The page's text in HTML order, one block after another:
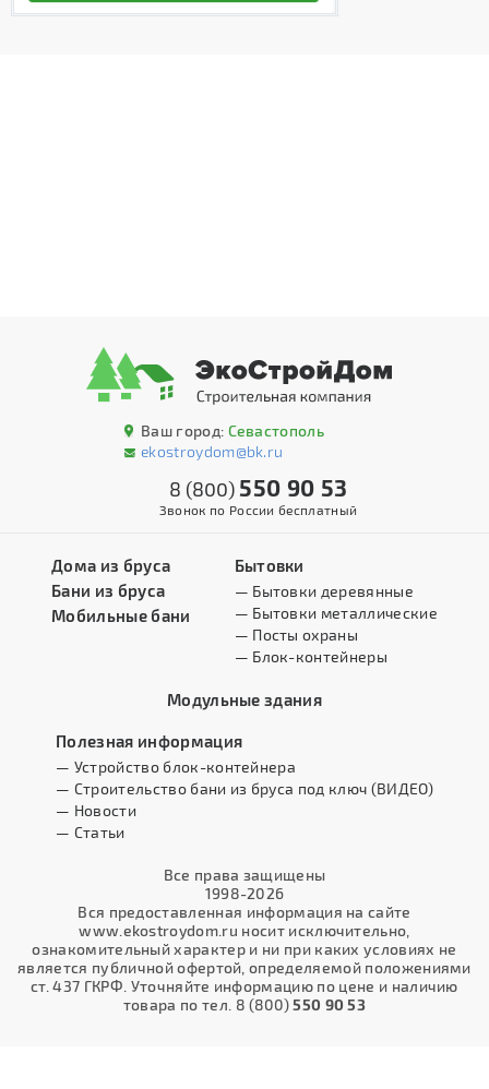
Ваш город: Севастополь
ekostroydom@bk.ru
8 (800) 550 90 53
Звонок по России бесплатный
Дома из бруса
Бани из бруса
Мобильные бани
Бытовки
— Бытовки деревянные
— Бытовки металлические
— Посты охраны
— Блок-контейнеры
Модульные здания
Полезная информация
— Устройство блок-контейнера
— Строительство бани из бруса под ключ (ВИДЕО)
— Новости
— Статьи
Все права защищены
1998-2026
Вся предоставленная информация на сайте
www.ekostroydom.ru носит исключительно,
ознакомительный характер и ни при каких условиях не
является публичной офертой, определяемой положениями
ст. 437 ГКРФ. Уточняйте информацию по цене и наличию
товара по тел. 8 (800)550 90 53